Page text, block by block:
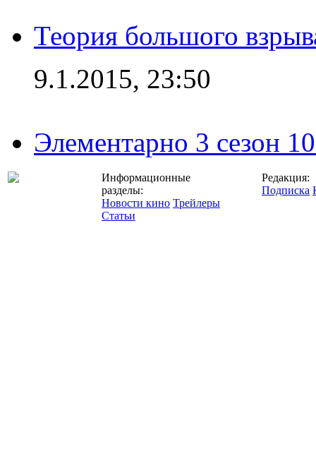
Теория большого
9.1.2015, 23:50
Элементарно 3 сезон
Информационные
разделы:
Новости кино Трейлеры
Статьи
Редакция:
Подписка